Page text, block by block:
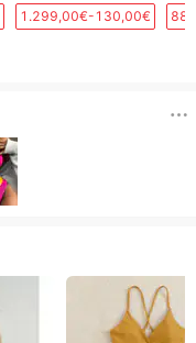
1.299,00€-130,00€